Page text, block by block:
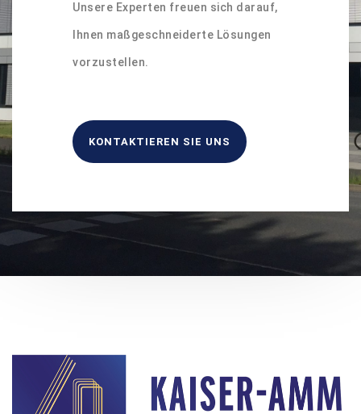
Unsere Experten freuen sich darauf,
Ihnen maßgeschneiderte Lösungen
vorzustellen.
KONTAKTIEREN SIE UNS